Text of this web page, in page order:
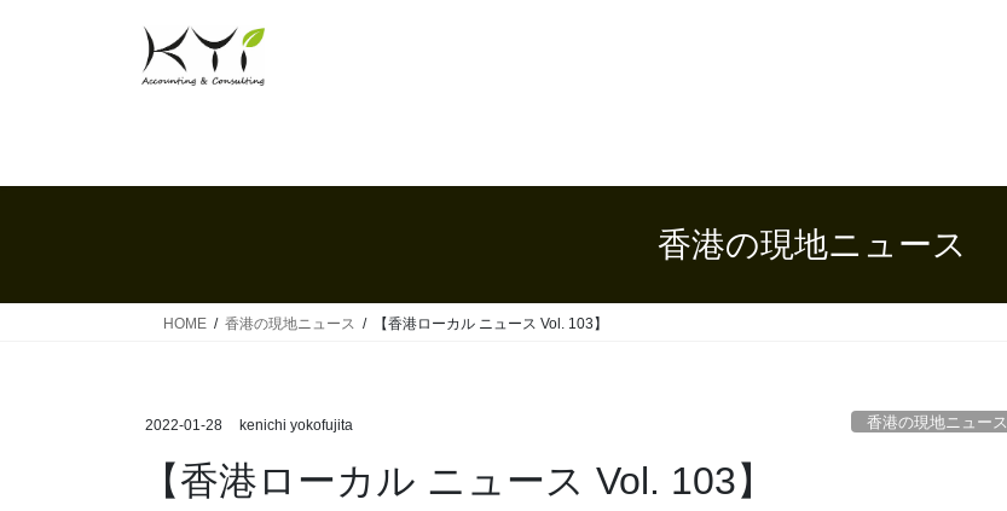
ス
ン
香港の現地ニュース
HOME 香港の現地ニュース 【香港ローカル ニュース Vol. 103】
2022-01-28 kenichi yokofujita 香港の現地ニュース
【香港ローカル ニュース Vol. 103】